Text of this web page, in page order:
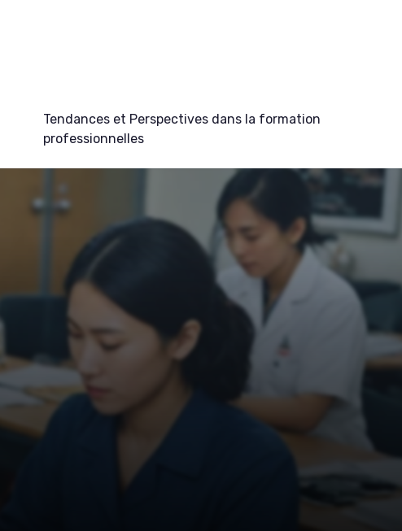
Tendances et Perspectives dans la formation
professionnelles